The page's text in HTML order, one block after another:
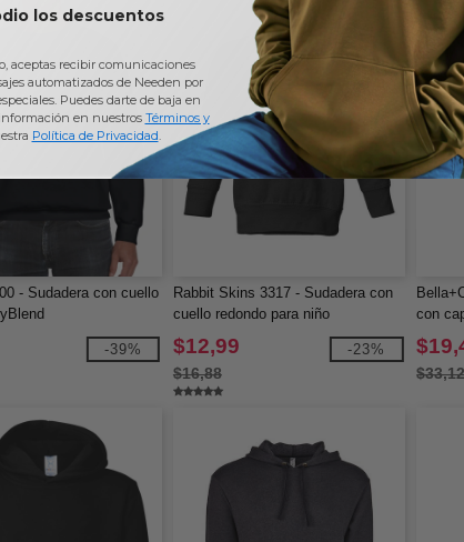
- Sudadera con cuello
-39%
Rabbit Skins 3317 - Sudadera con
cuello redondo para niño
pequeño/juvenil
$12,99
$16,88
-23%
con
para
$33,12
los descuentos
aceptas recibir comunicaciones
automatizados de Needen por
Puedes darte de baja en
en nuestros Términos y
Política de Privacidad.